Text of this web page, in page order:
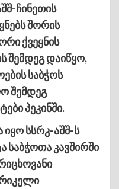
ჩინეთის
შორის
ქვეყნის
შემდეგ დაიწყო,
საბჭოს
შემდეგ
პეკინში.
სსრკ-აშშ-ს
საბჭოთა კავშირში